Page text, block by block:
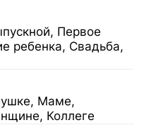
Первое
ребенка, Свадьба,
Маме,
Коллеге